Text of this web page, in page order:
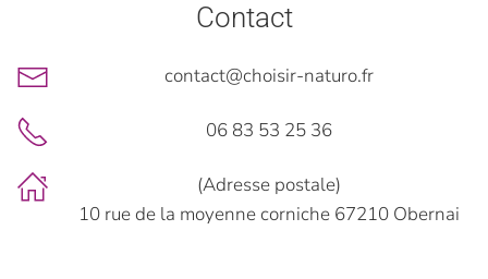
Contact
contact@choisir-naturo.fr
06 83 53 25 36
(Adresse postale)
10 rue de la moyenne corniche 67210 Obernai